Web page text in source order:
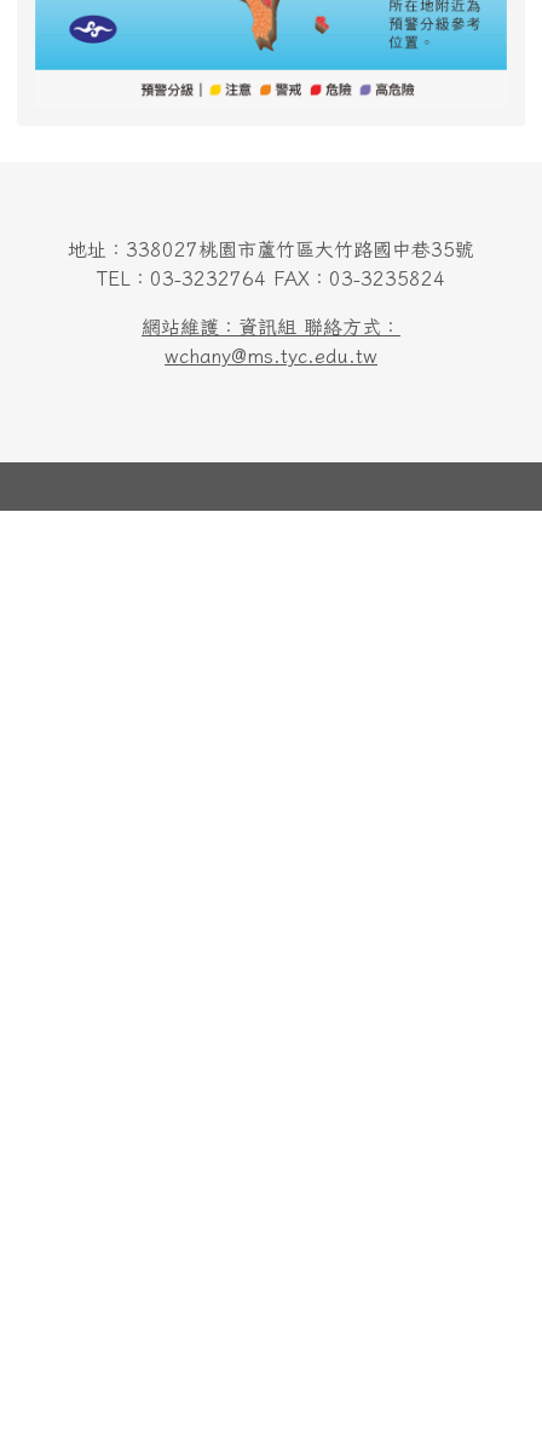
地址：338027桃園市蘆竹區大竹路國中巷35號
TEL：03-3232764 FAX：03-3235824
網站維護：資訊組 聯絡方式：
wchany@ms.tyc.edu.tw